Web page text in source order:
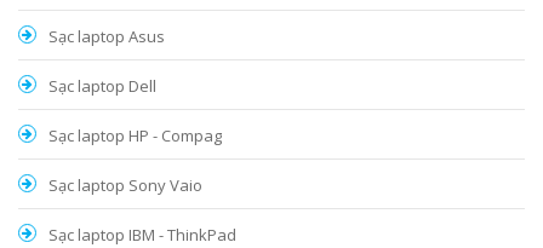
Sạc laptop Asus
Sạc laptop Dell
Sạc laptop HP - Compag
Sạc laptop Sony Vaio
Sạc laptop IBM - ThinkPad